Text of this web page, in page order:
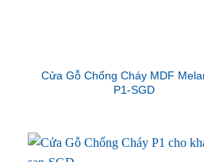
Cửa Gỗ Chống Cháy MDF
P1-SGD